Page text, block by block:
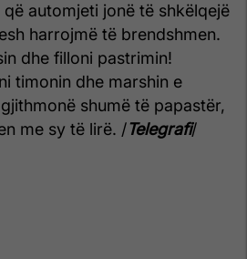
automjeti jonë të shkëlqejë
harrojmë të brendshmen.
dhe filloni pastrimin!
timonin dhe marshin e
shumë të papastër,
me sy të lirë. /Telegrafi/